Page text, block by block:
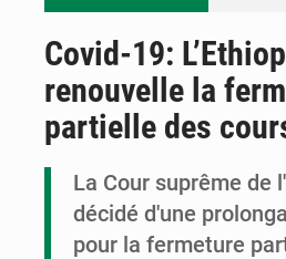
Covid-19:
renouvelle la
partielle des
La Cour suprême de
décidé d'une
pour la fermeture